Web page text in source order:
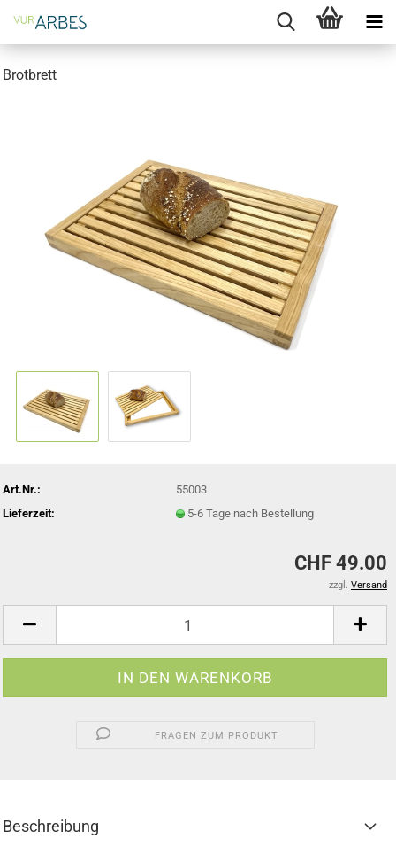
Brotbrett
Art.Nr.:
55003
Lieferzeit:
5-6 Tage nach Bestellung
CHF 49.00
zzgl. Versand
FRAGEN ZUM PRODUKT
Beschreibung